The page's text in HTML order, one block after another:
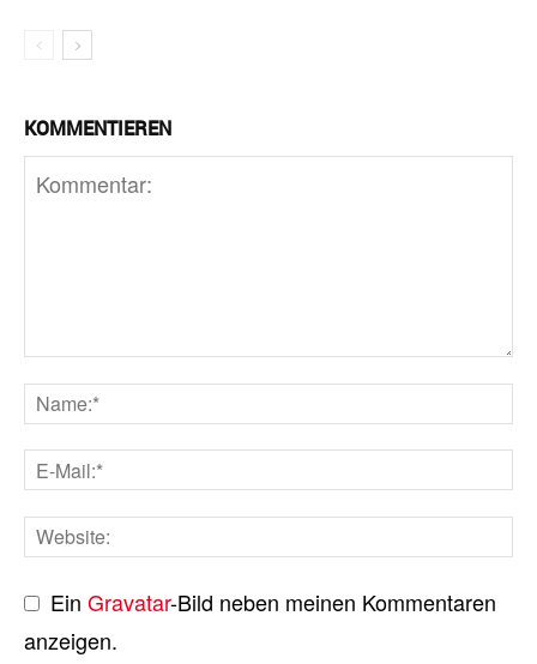
KOMMENTIEREN
EinGravatar-Bild neben meinen Kommentaren
anzeigen.